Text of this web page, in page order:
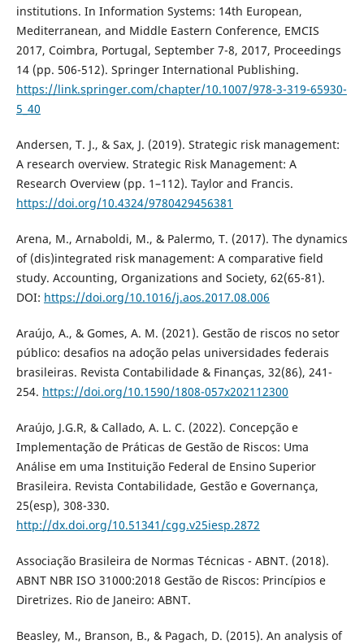
institutions. In Information Systems: 14th European,
Mediterranean, and Middle Eastern Conference, EMCIS
2017, Coimbra, Portugal, September 7-8, 2017, Proceedings
14 (pp. 506-512). Springer International Publishing.
https://link.springer.com/chapter/10.1007/978-3-319-65930-
5_40
Andersen, T. J., & Sax, J. (2019). Strategic risk management:
A research overview. Strategic Risk Management: A
Research Overview (pp. 1–112). Taylor and Francis.
https://doi.org/10.4324/9780429456381
Arena, M., Arnaboldi, M., & Palermo, T. (2017). The dynamics
of (dis)integrated risk management: A comparative field
study. Accounting, Organizations and Society, 62(65-81).
DOI: https://doi.org/10.1016/j.aos.2017.08.006
Araújo, A., & Gomes, A. M. (2021). Gestão de riscos no setor
público: desafios na adoção pelas universidades federais
brasileiras. Revista Contabilidade & Finanças, 32(86), 241-
254. https://doi.org/10.1590/1808-057x202112300
Araújo, J.G.R, & Callado, A. L. C. (2022). Concepção e
Implementação de Práticas de Gestão de Riscos: Uma
Análise em uma Instituição Federal de Ensino Superior
Brasileira. Revista Contabilidade, Gestão e Governança,
25(esp), 308-330.
http://dx.doi.org/10.51341/cgg.v25iesp.2872
Associação Brasileira de Normas Técnicas - ABNT. (2018).
ABNT NBR ISO 31000:2018 Gestão de Riscos: Princípios e
Diretrizes. Rio de Janeiro: ABNT.
Beasley, M., Branson, B., & Pagach, D. (2015). An analysis of